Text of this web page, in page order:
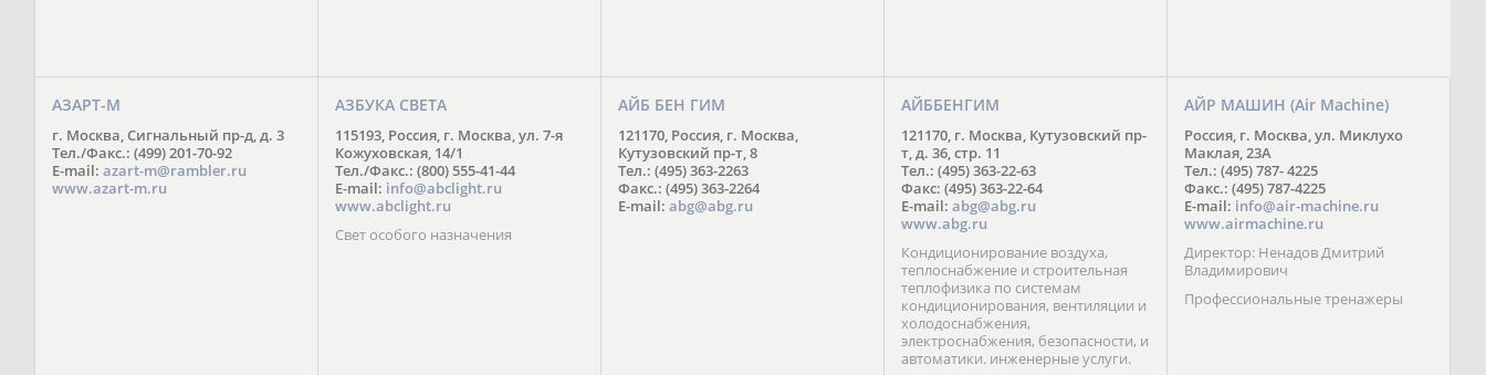
АЗАРТ-М
г. Москва, Сигнальный пр-д, д. 3
Тел./Факс.: (499) 201-70-92
E-mail: azart-m@rambler.ru
www.azart-m.ru
АЗБУКА СВЕТА
115193, Россия, г. Москва, ул. 7-я
Кожуховская, 14/1
Тел./Факс.: (800) 555-41-44
E-mail: info@abclight.ru
www.abclight.ru
Свет особого назначения
АЙБ БЕН ГИМ
121170, Россия, г. Москва,
Кутузовский пр-т, 8
Тел.: (495) 363-2263
Факс.: (495) 363-2264
E-mail: abg@abg.ru
АЙББЕНГИМ
121170, г. Москва, Кутузовский пр-
т, д. 36, стр. 11
Тел.: (495) 363-22-63
Факс: (495) 363-22-64
E-mail: abg@abg.ru
www.abg.ru
Кондиционирование воздуха,
теплоснабжение и строительная
теплофизика по системам
кондиционирования, вентиляции и
холодоснабжения,
электроснабжения, безопасности, и
автоматики. инженерные услуги.
АЙР МАШИН (Air Machine)
Россия, г. Москва, ул. Миклухо
Маклая, 23А
Тел.: (495) 787- 4225
Факс.: (495) 787-4225
E-mail: info@air-machine.ru
www.airmachine.ru
Директор: Ненадов Дмитрий
Владимирович
Профессиональные тренажеры